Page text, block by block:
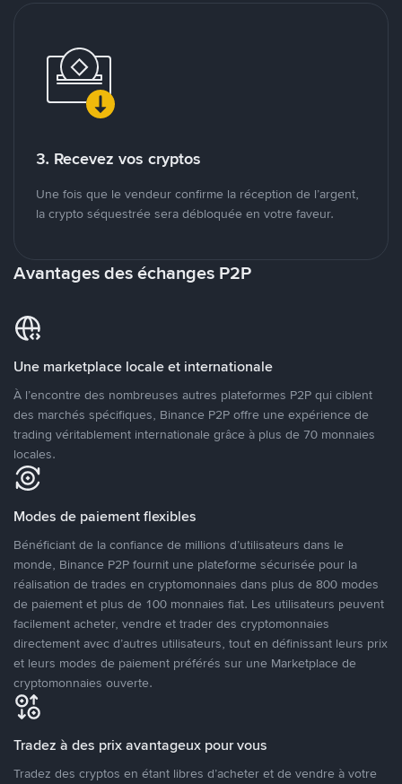
3. Recevez vos cryptos
Une fois que le vendeur confirme la réception de l’argent,
la crypto séquestrée sera débloquée en votre faveur.
Avantages des échanges P2P
Une marketplace locale et internationale
À l’encontre des nombreuses autres plateformes P2P qui ciblent
des marchés spécifiques, Binance P2P offre une expérience de
trading véritablement internationale grâce à plus de 70 monnaies
locales.
Modes de paiement flexibles
Bénéficiant de la confiance de millions d’utilisateurs dans le
monde, Binance P2P fournit une plateforme sécurisée pour la
réalisation de trades en cryptomonnaies dans plus de 800 modes
de paiement et plus de 100 monnaies fiat. Les utilisateurs peuvent
facilement acheter, vendre et trader des cryptomonnaies
directement avec d’autres utilisateurs, tout en définissant leurs prix
et leurs modes de paiement préférés sur une Marketplace de
cryptomonnaies ouverte.
Tradez à des prix avantageux pour vous
Tradez des cryptos en étant libres d’acheter et de vendre à votre